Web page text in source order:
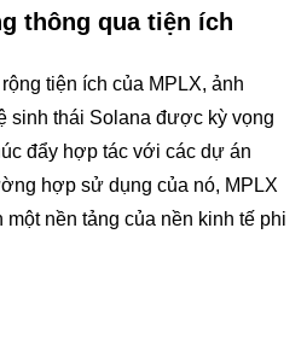
thông qua tiện ích
tiện ích của MPLX, ảnh
sinh thái Solana được kỳ vọng
đẩy hợp tác với các dự án
hợp sử dụng của nó, MPLX
nền tảng của nền kinh tế phi